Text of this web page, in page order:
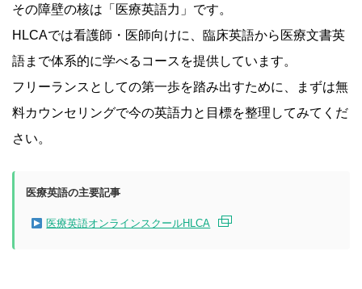
その障壁の核は「医療英語力」です。
HLCAでは看護師・医師向けに、臨床英語から医療文書英
語まで体系的に学べるコースを提供しています。
フリーランスとしての第一歩を踏み出すために、まずは無
料カウンセリングで今の英語力と目標を整理してみてくだ
さい。
医療英語の主要記事
医療英語オンラインスクールHLCA